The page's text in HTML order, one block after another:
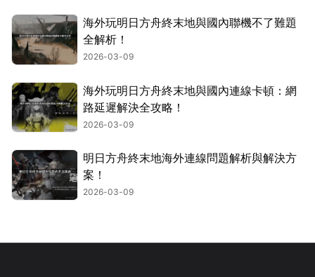
海外玩明日方舟終末地與國內聯機不了難題
全解析！
2026-03-09
海外玩明日方舟終末地與國內連線卡頓：網
路延遲解決全攻略！
2026-03-09
明日方舟終末地海外連線問題解析與解決方
案！
2026-03-09